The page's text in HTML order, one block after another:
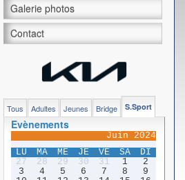
Galerie photos
Contact
Tous Adultes Jeunes Bridge S.Sport
Evènements
Juin 2024
LU
MA ME JE VE SA
DI
27
28 29 30 31 1
2
3
4 5 6 7 8
9